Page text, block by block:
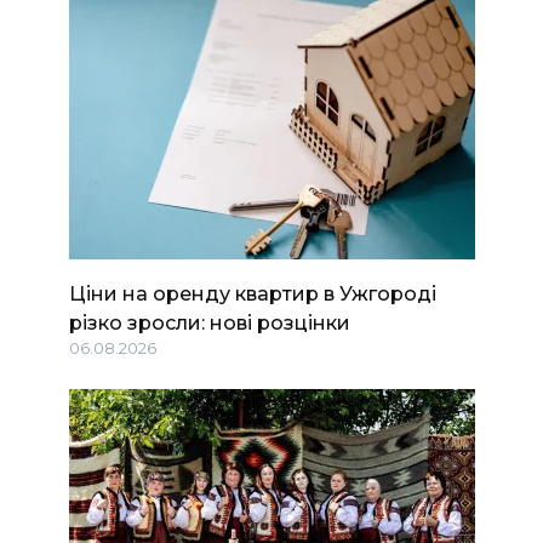
Ціни на оренду квартир в Ужгороді
різко зросли: нові розцінки
06.08.2026